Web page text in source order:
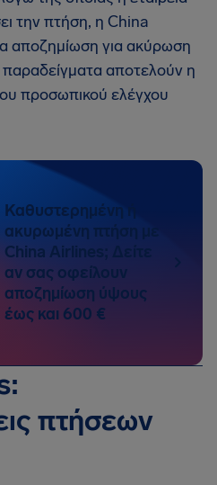
την πτήση, η China
αποζημίωση για ακύρωση
αποτελούν η
προσωπικού ελέγχου
Καθυστερημένη ή
ακυρωμένη πτήση με
China Airlines; Δείτε
αν σας οφείλουν
αποζημίωση ύψους
έως και 600 €
πτήσεων